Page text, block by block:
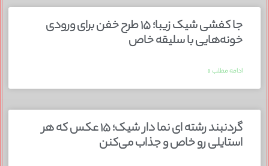
جا کفشی شیک زیبا؛ ۱۵ طرح خفن برای ورودی
خونه‌هایی با سلیقه خاص
ادامه مطلب »
گردنبند رشته ای نما دار شیک؛ ۱۵ عکس که هر
استایلی رو خاص و جذاب می‌کنن